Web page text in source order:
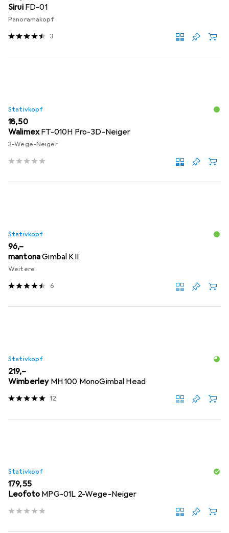
Sirui FD-01
Panoramakopf
3
Stativkopf
EUR
18,50
WalimexFT-010H Pro-3D-Neiger
3-Wege-Neiger
Stativkopf
EUR
96,–
mantonaGimbal KII
Weitere
6
Stativkopf
EUR
219,–
Wimberley MH 100 MonoGimbal Head
12
Stativkopf
EUR
179,55
Leofoto MPG-01L 2-Wege-Neiger